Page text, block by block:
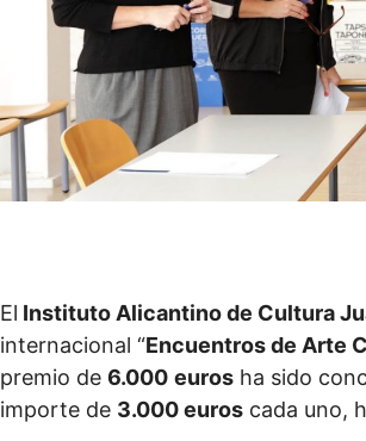
El Instituto Alicantino de Cultura
internacional “Encuentros de Arte
premio de 6.000 euros ha sido
importe de 3.000 euros cada uno,